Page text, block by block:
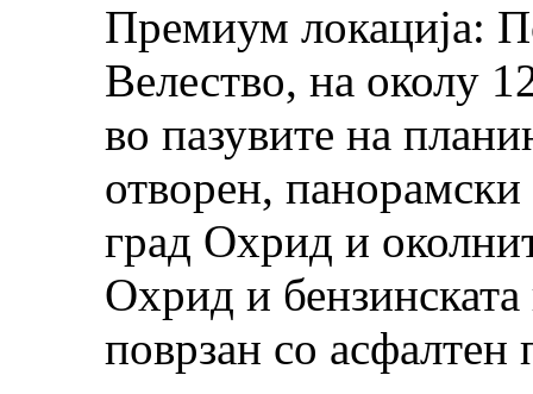
Премиум локација:
Велество, на околу
во пазувите на
отворен,
град Охрид и
Охрид и
поврзан со асфалтен